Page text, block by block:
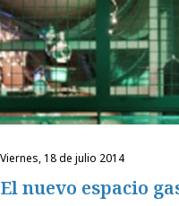
viernes, 18 de julio 2014
El nuevo espacio